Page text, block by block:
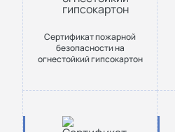
Сертификат пожарной
безопасности на
огнестойкий гипсокартон